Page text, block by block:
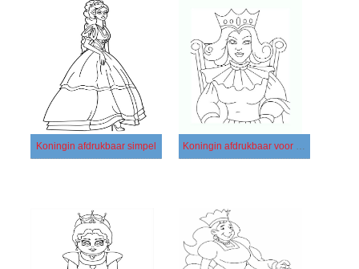
Koningin afdrukbaar simpel Koningin afdrukbaar voor kinderen